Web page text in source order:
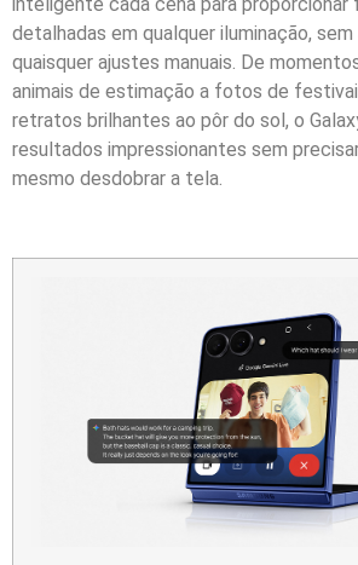
detalhadas em qualquer iluminação,
quaisquer ajustes manuais. De
animais de estimação a fotos de
retratos brilhantes ao pôr do sol, o
resultados impressionantes sem
mesmo desdobrar a tela.